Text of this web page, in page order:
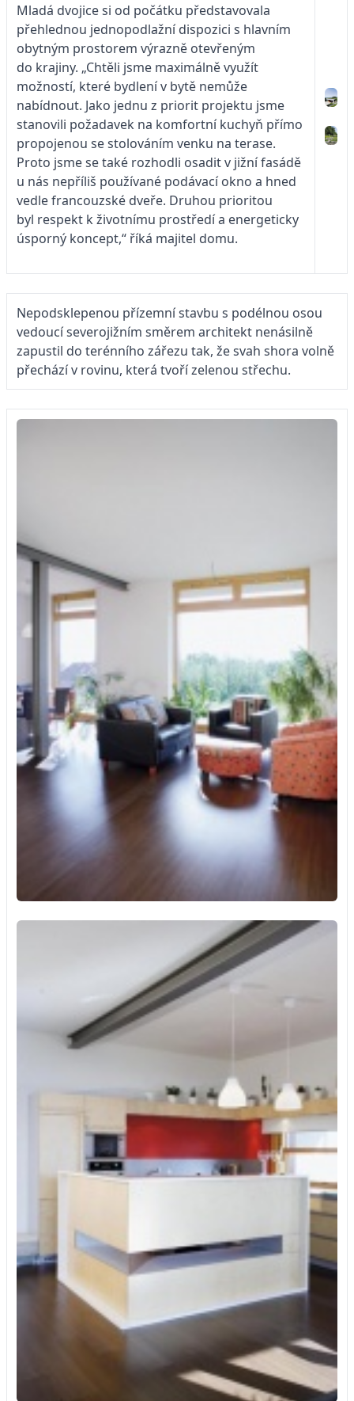
Mladá dvojice si od počátku představovala
přehlednou jednopodlažní dispozici s hlavním
obytným prostorem výrazně otevřeným
do krajiny. „Chtěli jsme maximálně využít
možností, které bydlení v bytě nemůže
nabídnout. Jako jednu z priorit projektu jsme
stanovili požadavek na komfortní kuchyň přímo
propojenou se stolováním venku na terase.
Proto jsme se také rozhodli osadit v jižní fasádě
u nás nepříliš používané podávací okno a hned
vedle francouzské dveře. Druhou prioritou
byl respekt k životnímu prostředí a energeticky
úsporný koncept,“ říká majitel domu.
Nepodsklepenou přízemní stavbu s podélnou osou
vedoucí severojižním směrem architekt nenásilně
zapustil do terénního zářezu tak, že svah shora volně
přechází v rovinu, která tvoří zelenou střechu.